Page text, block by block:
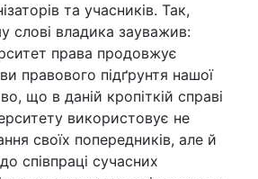
та учасників. Так,
слові владика зауважив:
права продовжує
правового підґрунтя нашої
що в даній кропіткій справі
використовує не
своїх попередників, але й
співпраці сучасних